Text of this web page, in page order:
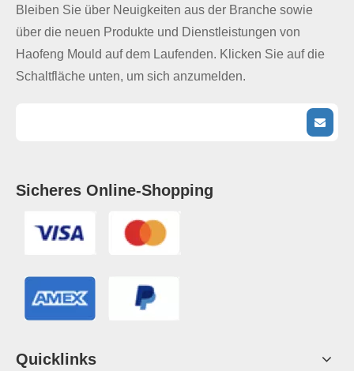
Bleiben Sie über Neuigkeiten aus der Branche sowie
über die neuen Produkte und Dienstleistungen von
Haofeng Mould auf dem Laufenden. Klicken Sie auf die
Schaltfläche unten, um sich anzumelden.
Sicheres Online-Shopping
Quicklinks